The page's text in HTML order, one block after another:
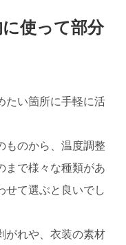
使って部分
たい箇所に手軽に活
ものから、温度調整
まで様々な種類があ
せて選ぶと良いでし
がれや、衣装の素材